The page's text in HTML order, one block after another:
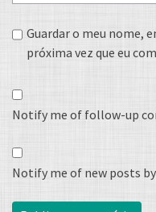
Guardar o meu nome,
próxima vez que eu
Notify me of follow-up
Notify me of new posts